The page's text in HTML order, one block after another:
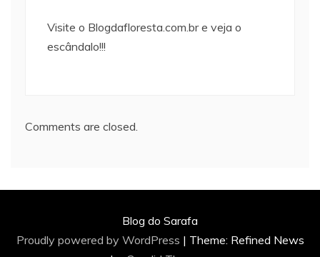
Visite o Blogdafloresta.com.br e veja o
escândalo!!!
Comments are closed.
Blog do Sarafa
Proudly powered by WordPress | Theme: Refined News